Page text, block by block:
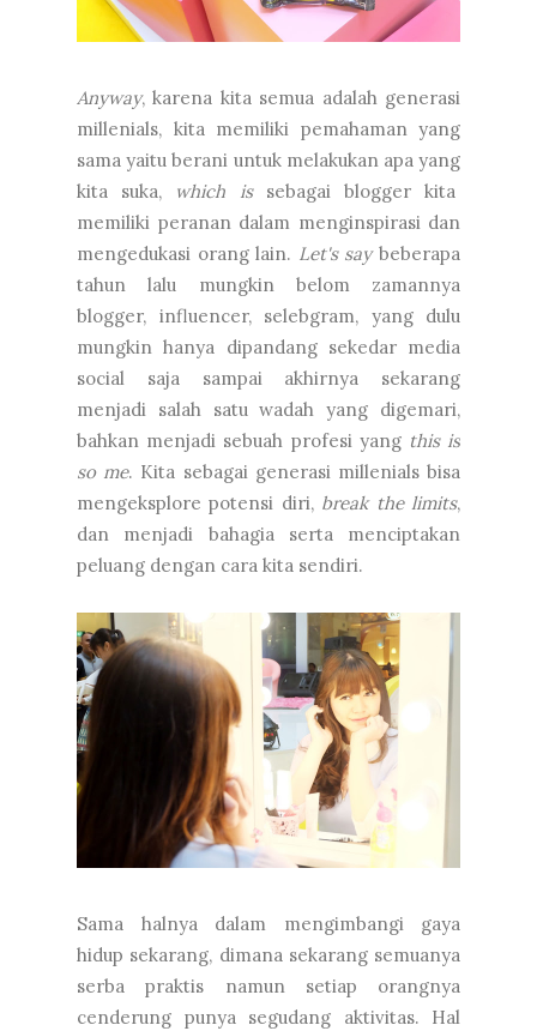
Anyway, karena kita semua adalah generasi
millenials, kita memiliki pemahaman yang
sama yaitu berani untuk melakukan apa yang
kita suka, which issebagai blogger kita
memiliki peranan dalam menginspirasi dan
mengedukasi orang lain. Let's saybeberapa
tahun lalu mungkin belom zamannya
blogger, influencer, selebgram, yang dulu
mungkin hanya dipandang sekedar media
social saja sampai akhirnya sekarang
menjadi salah satu wadah yang digemari,
bahkan menjadi sebuah profesi yang this is
so me. Kita sebagai generasi millenials bisa
mengeksplore potensi diri, break the limits,
dan menjadi bahagia serta menciptakan
peluang dengan cara kita sendiri.
Sama halnya dalam mengimbangi gaya
hidup sekarang, dimana sekarang semuanya
serba praktis namun setiap orangnya
cenderung punya segudang aktivitas. Hal